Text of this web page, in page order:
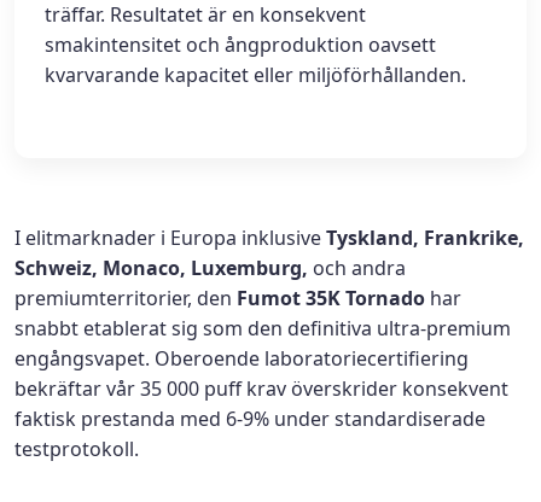
träffar. Resultatet är en konsekvent
smakintensitet och ångproduktion oavsett
kvarvarande kapacitet eller miljöförhållanden.
I elitmarknader i Europa inklusiveTyskland, Frankrike,
Schweiz, Monaco, Luxemburg, och andra
premiumterritorier, den Fumot 35K Tornado har
snabbt etablerat sig som den definitiva ultra-premium
engångsvapet. Oberoende laboratoriecertifiering
bekräftar vår 35 000 puff krav överskrider konsekvent
faktisk prestanda med 6-9% under standardiserade
testprotokoll.